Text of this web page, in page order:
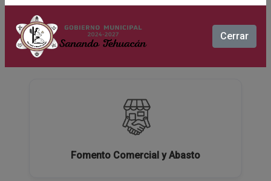
Cerrar
Ecología y Medio Ambiente
Fomento Comercial y Abasto